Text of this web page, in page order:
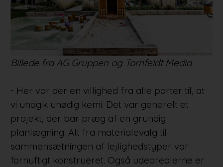
Billede fra AG Gruppen og Tornfeldt Media
- Her var der en villighed fra alle parter til, at
vi undgik unødig kemi. Det var generelt et
projekt, der bar præg af en grundig
planlægning. Alt fra materialevalg til
sammensætningen af lejlighedstyper var
fornuftigt konstrueret. Også udearealerne er